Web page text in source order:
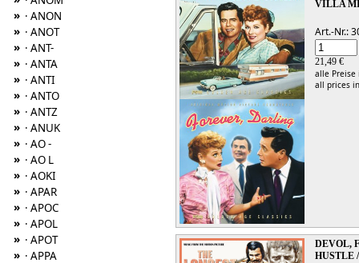
» · ANON
» · ANOT
» · ANT-
» · ANTA
» · ANTI
» · ANTO
» · ANTZ
» · ANUK
» · AO -
» · AO L
» · AOKI
» · APAR
» · APOC
» · APOL
» · APOT
» · APPA
VILLA
Art.-Nr.:
21,49 €
alle
all prices
DEVOL,
HUSTLE